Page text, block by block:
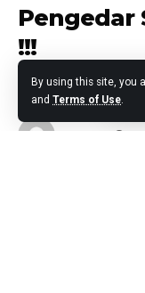
By using this site, you
and Terms of Use.
Pengedar
!!!